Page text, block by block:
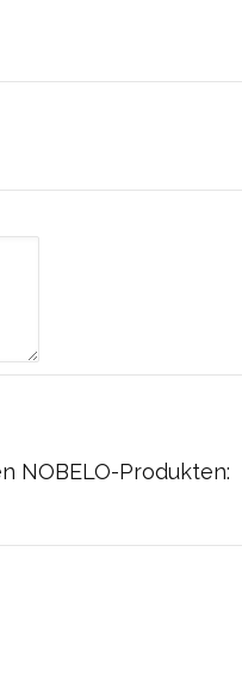
NOBELO-Produkten: